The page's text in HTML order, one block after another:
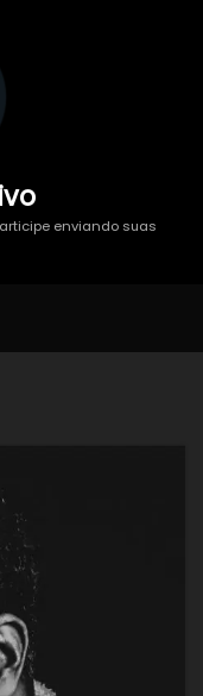
enviando suas